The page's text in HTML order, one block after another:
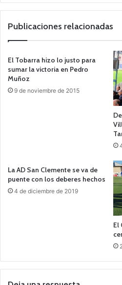
Publicaciones relacionadas
El Tobarra hizo lo justo para
sumar la victoria en Pedro
Muñoz
9 de noviembre de 2015
La AD San Clemente se va de
puente con los deberes hechos
4 de diciembre de 2019
El